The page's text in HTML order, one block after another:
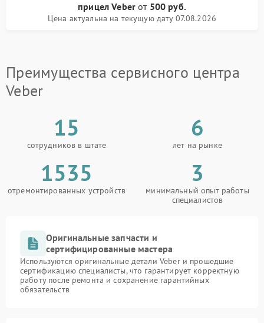
прицел Veber от 500 руб.
Цена актуальна на текущую дату 07.08.2026
Преимущества сервисного центра
Veber
15
сотрудников в штате
6
лет на рынке
1535
отремонтированных устройств
3
минимальный опыт работы
специалистов
Оригинальные запчасти и
сертифицированные мастера
Используются оригинальные детали Veber и прошедшие
сертификацию специалисты, что гарантирует корректную
работу после ремонта и сохранение гарантийных
обязательств